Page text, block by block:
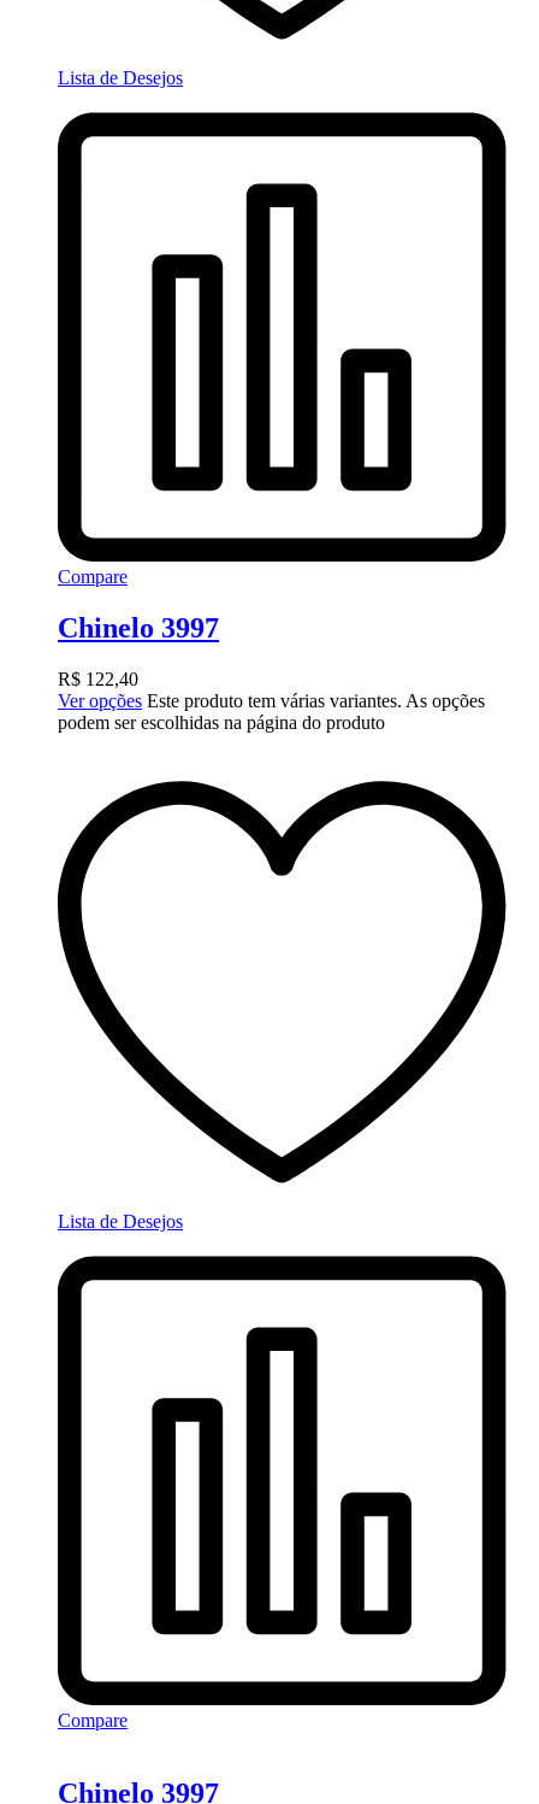
Lista de Desejos
Compare
Chinelo 3997
R$ 122,40
Ver opções Este produto tem várias variantes. As opções
podem ser escolhidas na página do produto
Lista de Desejos
Compare
Chinelo 3997